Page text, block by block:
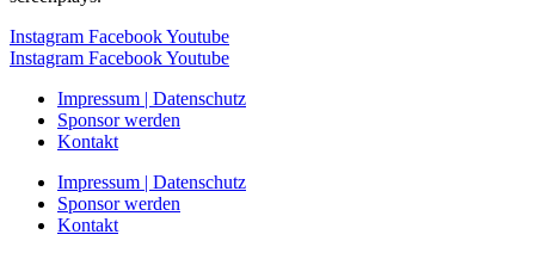
Instagram FacebookYoutube
Instagram FacebookYoutube
Impressum | Datenschutz
Sponsor werden
Kontakt
Impressum | Datenschutz
Sponsor werden
Kontakt